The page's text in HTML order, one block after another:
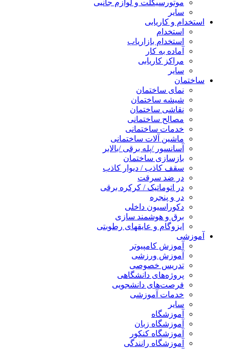
موتورسیکلت و لوازم جانبی
سایر
استخدام و کاریابی
استخدام
استخدام بازاریاب
آماده به کار
مراکز کاریابی
سایر
ساختمان
نمای ساختمان
شیشه ساختمان
نقاشی ساختمان
مصالح ساختمانی
خدمات ساختمانی
ماشین آلات ساختمانی
آسانسور /پله برقی /بالابر
بازسازی ساختمان
سقف کاذب / دیوار کاذب
در ضد سرقت
در اتوماتیک / کرکره برقی
در و پنجره
دکوراسیون داخلی
برق و هوشمند سازی
ایزوگام و عایقهای رطوبتی
آموزشی
آموزش کامپیوتر
آموزش ورزشی
تدریس خصوصی
پروژه‌های دانشگاهی
فرصت‌های دانشجویی
خدمات آموزشی
سایر
آموزشگاه
آموزشگاه زبان
آموزشگاه کنکور
آموزشگاه رانندگی